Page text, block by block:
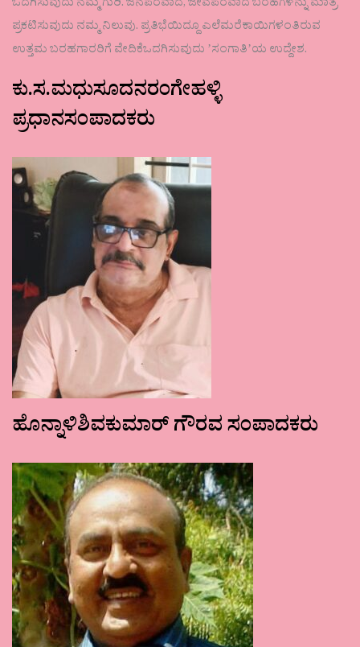
ಒದಗಿಸುವುದು ನಮ್ಮ ಗುರಿ. ಜನಪರವಾದ, ಜೀವಪರವಾದ ಬರಹಗಳನ್ನು ಮಾತ್ರ
ಪ್ರಕಟಿಸುವುದು ನಮ್ಮ ನಿಲುವು. ಪ್ರತಿಭೆಯಿದ್ದೂ ಎಲೆಮರೆಕಾಯಿಗಳಂತಿರುವ
ಉತ್ತಮ ಬರಹಗಾರರಿಗೆ ವೇದಿಕೆಒದಗಿಸುವುದು ʼಸಂಗಾತಿʼಯ ಉದ್ದೇಶ.
ಕು.ಸ.ಮಧುಸೂದನರಂಗೇಹಳ್ಳಿ
ಪ್ರಧಾನಸಂಪಾದಕರು
ಹೊನ್ನಾಳಿಶಿವಕುಮಾರ್ ಗೌರವ ಸಂಪಾದಕರು